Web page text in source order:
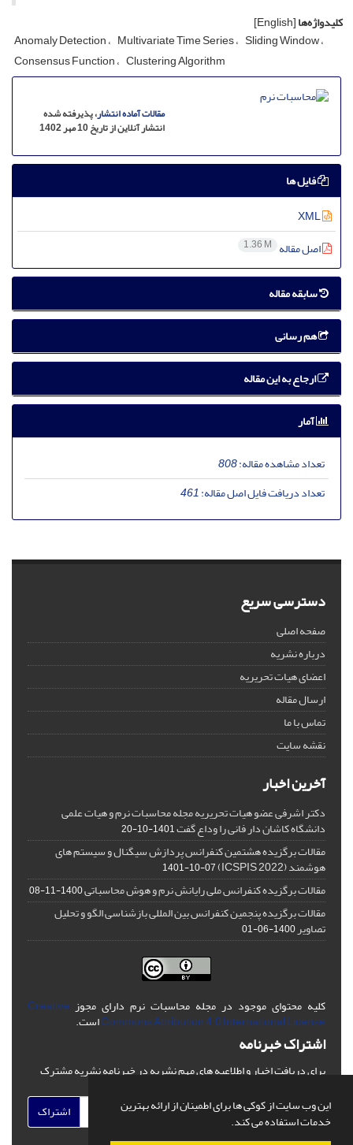
این وب سایت از کوکی ها برای اطمینان از ارائه بهترین
خدمات استفاده می کند.
کلیدواژه‌ها[English]
Anomaly Detection Multivariate Time Series Sliding Window
Consensus Function Clustering Algorithm
مقالات آماده انتشار، پذیرفته شده
انتشار آنلاین از تاریخ 10 مهر 1402
فایل ها
اصل مقاله 1.36 M
سابقه مقاله
هم رسانی
ارجاع به این مقاله
آمار
تعداد مشاهده مقاله:808
تعداد دریافت فایل اصل مقاله:461
دسترسی سریع
صفحه اصلی
درباره نشریه
اعضای هیات تحریریه
ارسال مقاله
تماس با ما
نقشه سایت
آخرین اخبار
دکتر اشرفی عضو هیات تحریریه مجله محاسبات نرم و هیات علمی
دانشگاه کاشان دار فانی را وداع گفت1401-10-20
مقالات برگزیده هشتمین کنفرانس پردازش سیگنال و سیستم های
هوشمند (ICSPIS 2022) 1401-10-07
مقالات برگزیده کنفرانس ملی رایانش نرم و هوش محاسباتی1400-11-08
مقالات برگزیده پنجمین کنفرانس بین المللی بازشناسی الگو و تحلیل
تصاویر1400-06-01
کلیه محتوای موجود در مجله محاسبات نرم دارای مجوز Creative
Commons Attribution 4.0 International Licenseاست.
اشتراک خبرنامه
برای دریافت اخبار و اطلاعیه های مهم نشریه در خبرنامه نشریه مشترک
اشتراک